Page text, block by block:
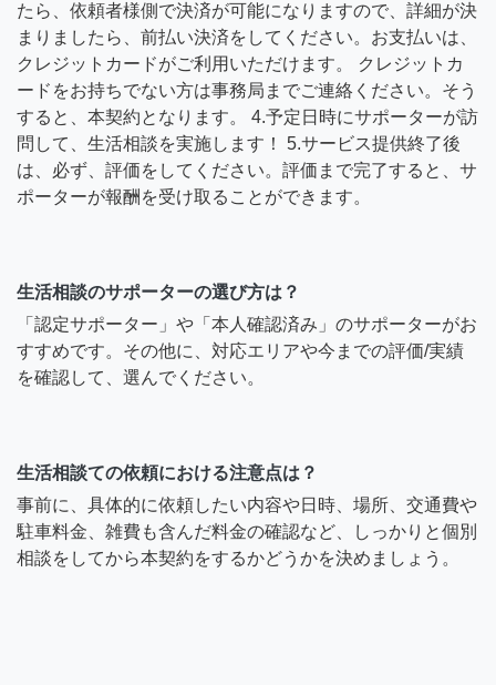
たら、依頼者様側で決済が可能になりますので、詳細が決
まりましたら、前払い決済をしてください。お支払いは、
クレジットカードがご利用いただけます。 クレジットカ
ードをお持ちでない方は事務局までご連絡ください。そう
すると、本契約となります。 4.予定日時にサポーターが訪
問して、生活相談を実施します！ 5.サービス提供終了後
は、必ず、評価をしてください。評価まで完了すると、サ
ポーターが報酬を受け取ることができます。
生活相談のサポーターの選び方は？
「認定サポーター」や「本人確認済み」のサポーターがお
すすめです。その他に、対応エリアや今までの評価/実績
を確認して、選んでください。
生活相談ての依頼における注意点は？
事前に、具体的に依頼したい内容や日時、場所、交通費や
駐車料金、雑費も含んだ料金の確認など、しっかりと個別
相談をしてから本契約をするかどうかを決めましょう。